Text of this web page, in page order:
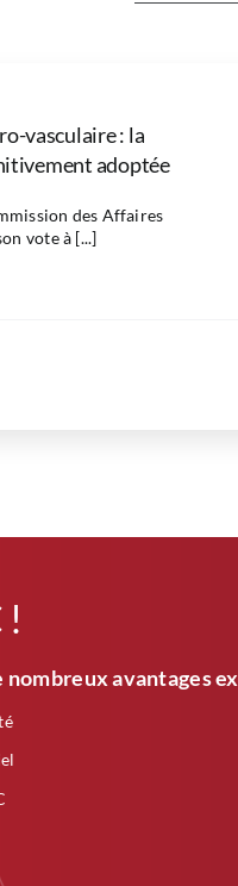
vasculaire : la
adoptée
des Affaires
vote à [...]
!
nombreux avantages